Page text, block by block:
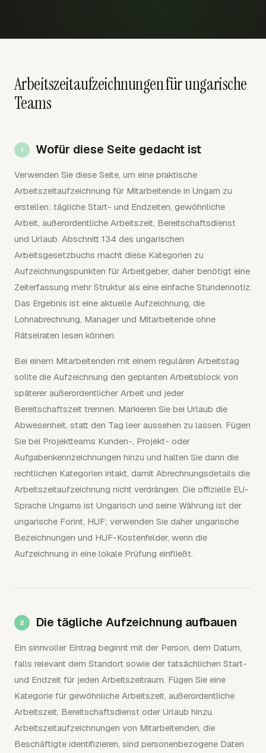
Arbeitszeitaufzeichnungen für ungarische
Teams
Wofür diese Seite gedacht ist
Verwenden Sie diese Seite, um eine praktische
Arbeitszeitaufzeichnung für Mitarbeitende in Ungarn zu
erstellen: tägliche Start- und Endzeiten, gewöhnliche
Arbeit, außerordentliche Arbeitszeit, Bereitschaftsdienst
und Urlaub. Abschnitt 134 des ungarischen
Arbeitsgesetzbuchs macht diese Kategorien zu
Aufzeichnungspunkten für Arbeitgeber, daher benötigt eine
Zeiterfassung mehr Struktur als eine einfache Stundennotiz.
Das Ergebnis ist eine aktuelle Aufzeichnung, die
Lohnabrechnung, Manager und Mitarbeitende ohne
Rätselraten lesen können.
Bei einem Mitarbeitenden mit einem regulären Arbeitstag
sollte die Aufzeichnung den geplanten Arbeitsblock von
späterer außerordentlicher Arbeit und jeder
Bereitschaftszeit trennen. Markieren Sie bei Urlaub die
Abwesenheit, statt den Tag leer aussehen zu lassen. Fügen
Sie bei Projektteams Kunden-, Projekt- oder
Aufgabenkennzeichnungen hinzu und halten Sie dann die
rechtlichen Kategorien intakt, damit Abrechnungsdetails die
Arbeitszeitaufzeichnung nicht verdrängen. Die offizielle EU-
Sprache Ungarns ist Ungarisch und seine Währung ist der
ungarische Forint, HUF; verwenden Sie daher ungarische
Bezeichnungen und HUF-Kostenfelder, wenn die
Aufzeichnung in eine lokale Prüfung einfließt.
Die tägliche Aufzeichnung aufbauen
Ein sinnvoller Eintrag beginnt mit der Person, dem Datum,
falls relevant dem Standort sowie der tatsächlichen Start-
und Endzeit für jeden Arbeitszeitraum. Fügen Sie eine
Kategorie für gewöhnliche Arbeitszeit, außerordentliche
Arbeitszeit, Bereitschaftsdienst oder Urlaub hinzu.
Arbeitszeitaufzeichnungen von Mitarbeitenden, die
Beschäftigte identifizieren, sind personenbezogene Daten